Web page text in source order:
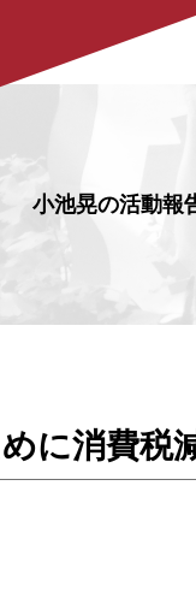
小池晃の活動報
に消費税